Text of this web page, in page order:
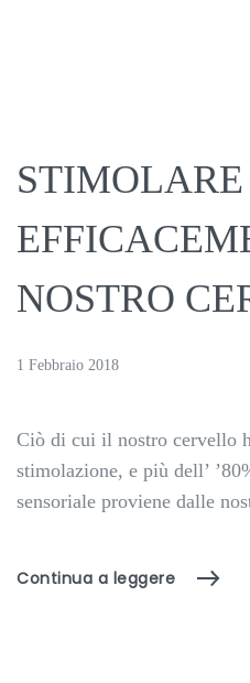
STIMOLARE
NOSTRO
1 Febbraio 2018
Ciò di cui il nostro cervello
stimolazione, e più dell’
sensoriale proviene dalle
Continua a leggere